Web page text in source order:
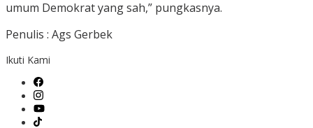
umum Demokrat yang sah,” pungkasnya.
Penulis : Ags Gerbek
Ikuti Kami